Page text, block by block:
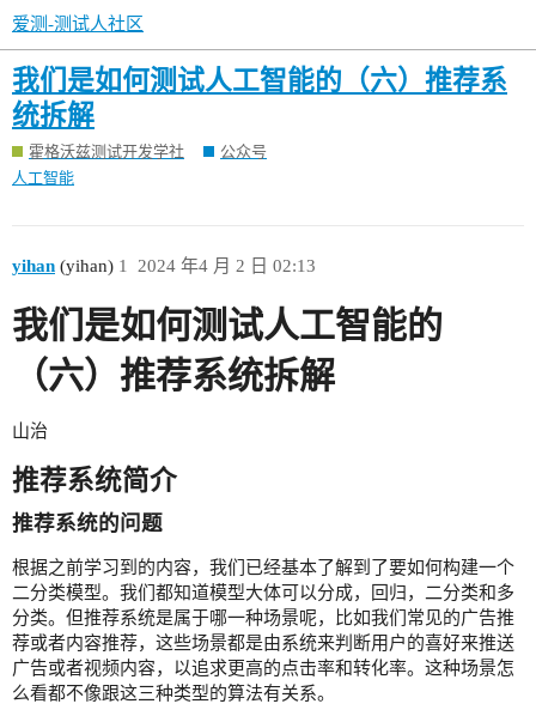
爱测-测试人社区
我们是如何测试人工智能的（六）推荐系
统拆解
霍格沃兹测试开发学社
公众号
人工智能
yihan (yihan) 2024 年4 月 2 日 02:13
1
我们是如何测试人工智能的
（六）推荐系统拆解
山治
推荐系统简介
推荐系统的问题
根据之前学习到的内容，我们已经基本了解到了要如何构建一个
二分类模型。我们都知道模型大体可以分成，回归，二分类和多
分类。但推荐系统是属于哪一种场景呢，比如我们常见的广告推
荐或者内容推荐，这些场景都是由系统来判断用户的喜好来推送
广告或者视频内容，以追求更高的点击率和转化率。这种场景怎
么看都不像跟这三种类型的算法有关系。